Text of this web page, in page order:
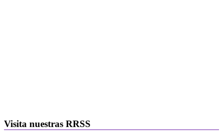
Visita nuestras RRSS